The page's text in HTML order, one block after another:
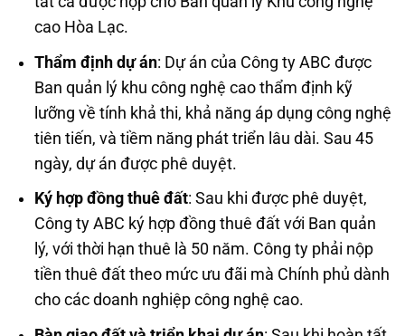
cao Hòa Lạc.
Thẩm định dự án: Dự án của Công ty ABC được
Ban quản lý khu công nghệ cao thẩm định kỹ
lưỡng về tính khả thi, khả năng áp dụng công nghệ
tiên tiến, và tiềm năng phát triển lâu dài. Sau 45
ngày, dự án được phê duyệt.
Ký hợp đồng thuê đất: Sau khi được phê duyệt,
Công ty ABC ký hợp đồng thuê đất với Ban quản
lý, với thời hạn thuê là 50 năm. Công ty phải nộp
tiền thuê đất theo mức ưu đãi mà Chính phủ dành
cho các doanh nghiệp công nghệ cao.